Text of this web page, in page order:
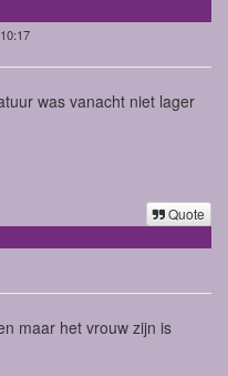
was vanacht niet lager
Quote
maar het vrouw zijn is